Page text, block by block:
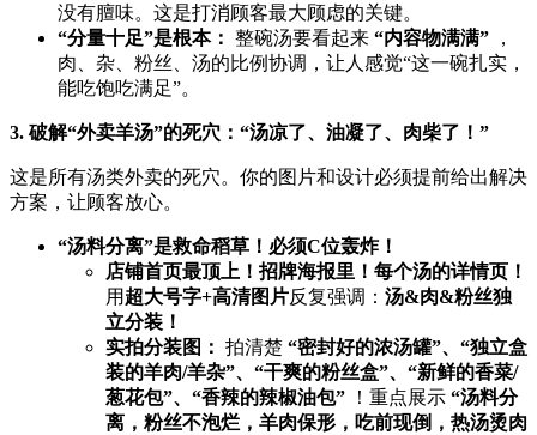
没有膻味。这是打消顾客最大顾虑的关键。
​“分量十足”是根本：​ ​ 整碗汤要看起来 ​ ​“内容物满满”​ ​ ，
肉、杂、粉丝、汤的比例协调，让人感觉“这一碗扎实，
能吃饱吃满足”。
3. 破解“外卖羊汤”的死穴：“汤凉了、油凝了、肉柴了！”​
这是所有汤类外卖的死穴。你的图片和设计必须提前给出解决
方案，让顾客放心。
​“汤料分离”是救命稻草！必须C位轰炸！​
店铺首页最顶上！招牌海报里！每个汤的详情页！​
用 超大号字+高清图片反复强调：​ 汤&肉&粉丝独
立分装！​
实拍分装图：​ ​ 拍清楚 ​ ​“密封好的浓汤罐”、“独立盒
装的羊肉/羊杂”、“干爽的粉丝盒”、“新鲜的香菜/
葱花包”、“香辣的辣椒油包”​ ​ ！重点展示 ​ ​“汤料分
离，粉丝不泡烂，羊肉保形，吃前现倒，热汤烫肉